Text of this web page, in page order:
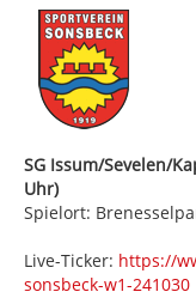
SG Issum/Sevelen/
Uhr)
Spielort:
Live-Ticker: https://
sonsbeck-w1-241030